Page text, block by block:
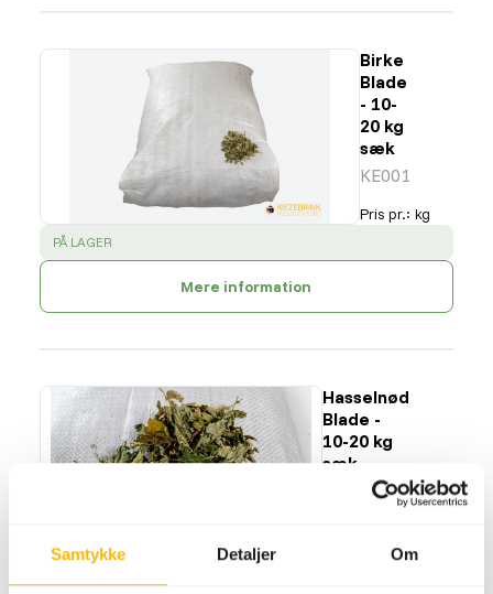
Samtykke Detaljer Om
Birke
Blade
- 10-
20 kg
sæk
KE001
Pris pr.:kg
SUCCESS
PÅ LAGER
Mere information
Hasselnød
Blade -
10-20 kg
sæk
KE002
kg